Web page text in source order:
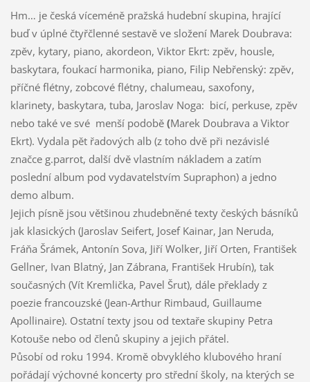
Hm… je česká víceméně pražská hudební skupina, hrající
buď v úplné čtyřčlenné sestavě ve složení Marek Doubrava:
zpěv, kytary, piano, akordeon, Viktor Ekrt: zpěv, housle,
baskytara, foukací harmonika, piano, Filip Nebřenský: zpěv,
příčné flétny, zobcové flétny, chalumeau, saxofony,
klarinety, baskytara, tuba, Jaroslav Noga: bicí, perkuse, zpěv
nebo také ve své menší podobě(Marek Doubrava a Viktor
Ekrt). Vydala pět řadových alb (z toho dvě při nezávislé
značce g.parrot, další dvě vlastním nákladem a zatím
poslední album pod vydavatelstvím Supraphon) a jedno
demo album.
Jejich písně jsou většinou zhudebněné texty českých básníků
jak klasických (Jaroslav Seifert, Josef Kainar, Jan Neruda,
Fráňa Šrámek, Antonín Sova, Jiří Wolker, Jiří Orten, František
Gellner, Ivan Blatný, Jan Zábrana, František Hrubín), tak
současných (Vít Kremlička, Pavel Šrut), dále překlady z
poezie francouzské (Jean-Arthur Rimbaud, Guillaume
Apollinaire). Ostatní texty jsou od textaře skupiny Petra
Kotouše nebo od členů skupiny a jejich přátel.
Působí od roku 1994. Kromě obvyklého klubového hraní
pořádají výchovné koncerty pro střední školy, na kterých se